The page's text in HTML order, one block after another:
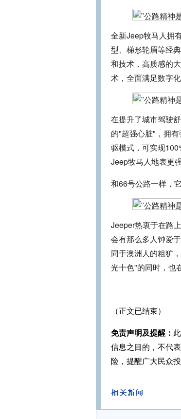
全新Jeep牧马人拥
型、梯形轮眉等经
和技术，高质感的
术，全面满足数字化
在提升了城市驾驶
的"超强心脏"，拥
驱模式，可实现
Jeep牧马人地表更
和66号公路一样，
Jeeper热衷于在路
会有那么多人钟爱
同于澳洲人的粗犷
光十色"的同时，也
（正文已结束）
免责声明及提醒：
信息之目的，不代
险，提醒广大民众